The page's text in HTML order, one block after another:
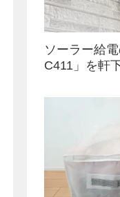
ソーラー給
C411」を軒